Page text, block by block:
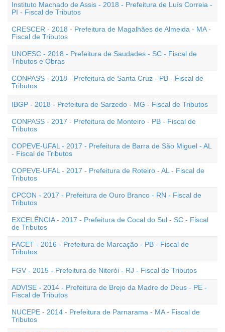
Instituto Machado de Assis - 2018 - Prefeitura de Luís Correia -
PI - Fiscal de Tributos
CRESCER - 2018 - Prefeitura de Magalhães de Almeida - MA -
Fiscal de Tributos
UNOESC - 2018 - Prefeitura de Saudades - SC - Fiscal de
Tributos e Obras
CONPASS - 2018 - Prefeitura de Santa Cruz - PB - Fiscal de
Tributos
IBGP - 2018 - Prefeitura de Sarzedo - MG - Fiscal de Tributos
CONPASS - 2017 - Prefeitura de Monteiro - PB - Fiscal de
Tributos
COPEVE-UFAL - 2017 - Prefeitura de Barra de São Miguel - AL
- Fiscal de Tributos
COPEVE-UFAL - 2017 - Prefeitura de Roteiro - AL - Fiscal de
Tributos
CPCON - 2017 - Prefeitura de Ouro Branco - RN - Fiscal de
Tributos
EXCELÊNCIA - 2017 - Prefeitura de Cocal do Sul - SC - Fiscal
de Tributos
FACET - 2016 - Prefeitura de Marcação - PB - Fiscal de
Tributos
FGV - 2015 - Prefeitura de Niterói - RJ - Fiscal de Tributos
ADVISE - 2014 - Prefeitura de Brejo da Madre de Deus - PE -
Fiscal de Tributos
NUCEPE - 2014 - Prefeitura de Parnarama - MA - Fiscal de
Tributos